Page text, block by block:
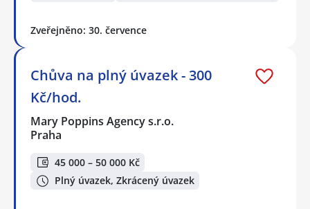
Zveřejněno: 30. července
Chůva na plný úvazek - 300
Kč/hod.
Mary Poppins Agency s.r.o.
Praha
45 000 – 50 000 Kč
Plný úvazek, Zkrácený úvazek